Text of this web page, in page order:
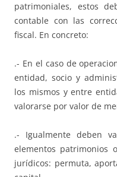
patrimoniales, estos
contable con las
fiscal. En concreto:
.- En el caso de
entidad, socio y
los mismos y entre
valorarse por valor de
.- Igualmente deben
elementos patrimonios
jurídicos: permuta,